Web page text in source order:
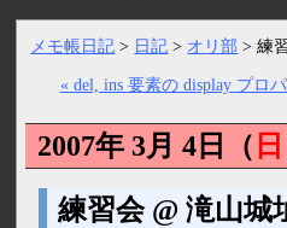
メモ帳日記 > 日記 > オリ部 > 練
« del, ins 要素の display プロ
2007年 3月 4日（ 日
練習会 @ 滝山城